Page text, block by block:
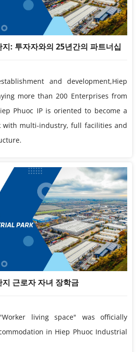
: 투자자와의 25년간의 파트너십
and development,Hiep
more than 200 Enterprises from
Phuoc IP is oriented to become a
with multi-industry, full facilities and
근로자 자녀 장학금
living space" was officially
in Hiep Phuoc Industrial